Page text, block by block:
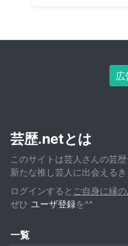
広
芸歴.netとは
このサイトは芸人さんの芸歴
新たな推し芸人に出会える
ログインすると ご自身に縁
ぜひ ユーザ登録を^^
一覧